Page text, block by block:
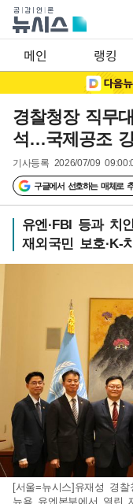
메인 랭킹
경찰청장 직무
석…국제공조
기사등록 2026/07/09
구글에서 선호하는 매체로
유엔·FBI 등과 치
재외국민 보호·K-
[서울=뉴시스]유재성 경
뉴욕 유엔본부에서 열린